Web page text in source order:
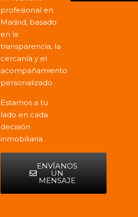
profesional en
Madrid, basado
en la
transparencia, la
cercanía y el
acompañamiento
personalizado.
Estamos a tu
lado en cada
decisión
inmobiliaria.
ENVÍANOS
UN
MENSAJE